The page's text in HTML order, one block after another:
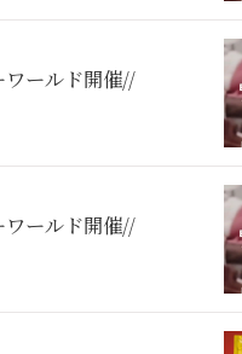
ールド開催//
ールド開催//